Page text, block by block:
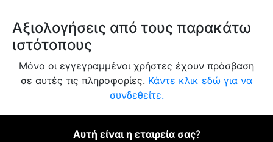
Αξιολογήσεις από τους παρακάτω
ιστότοπους
Μόνο οι εγγεγραμμένοι χρήστες έχουν πρόσβαση
σε αυτές τις πληροφορίες. Κάντε κλικ εδώ για να
συνδεθείτε.
Αυτή είναι η εταιρεία σας?